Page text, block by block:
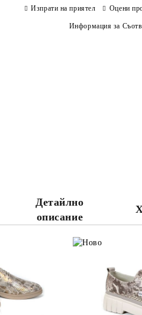
Изпрати на приятел Оцени
Информация за
Детайлно
описание